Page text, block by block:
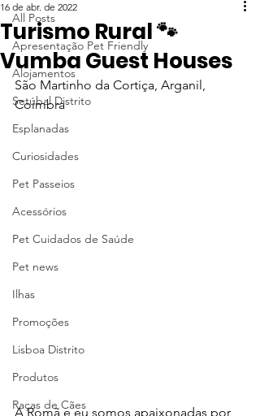
All Posts
Apresentação Pet Friendly
Alojamentos
Setúbal Distrito
Esplanadas
Curiosidades
Pet Passeios
Acessórios
Pet Cuidados de Saúde
Pet news
Ilhas
Promoções
Lisboa Distrito
Produtos
Raças de Cães
Turismo Rural 🐾
Vumba Guest Houses
16 de abr. de 2022
São Martinho da Cortiça, Arganil,
Coimbra
A Romã e eu somos apaixonadas por